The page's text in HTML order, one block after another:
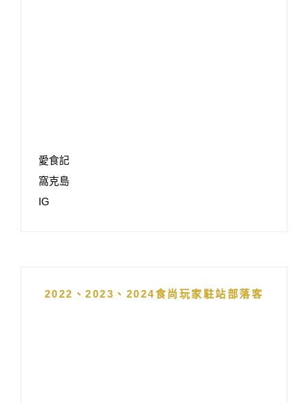
愛食記
窩克島
IG
2022、2023、2024食尚玩家駐站部落客